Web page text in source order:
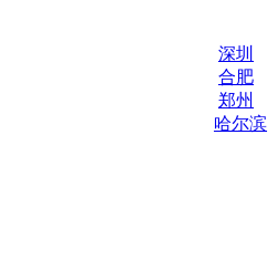
深圳
合肥
郑州
哈尔滨